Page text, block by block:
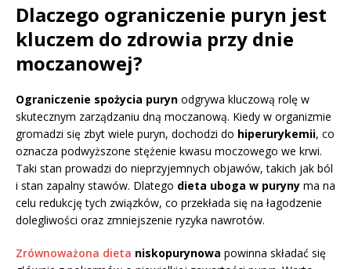
Dlaczego ograniczenie puryn jest
kluczem do zdrowia przy dnie
moczanowej?
Ograniczenie spożycia puryn odgrywa kluczową rolę w
skutecznym zarządzaniu dną moczanową. Kiedy w organizmie
gromadzi się zbyt wiele puryn, dochodzi do hiperurykemii, co
oznacza podwyższone stężenie kwasu moczowego we krwi.
Taki stan prowadzi do nieprzyjemnych objawów, takich jak ból
i stan zapalny stawów. Dlatego dieta uboga w puryny ma na
celu redukcję tych związków, co przekłada się na łagodzenie
dolegliwości oraz zmniejszenie ryzyka nawrotów.
Zrównoważona dieta niskopurynowa powinna składać się